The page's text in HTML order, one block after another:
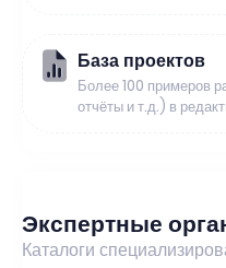
База проектов
Более 100 примеров
отчёты и т.д.) в
Экспертные
Каталоги